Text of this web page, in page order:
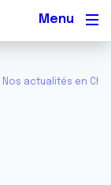
Nos actualités en